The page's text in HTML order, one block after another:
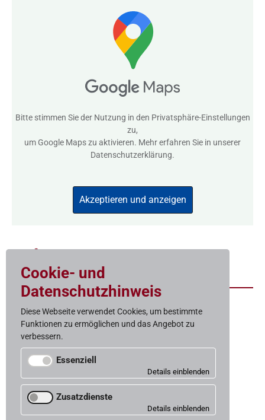
Bitte stimmen Sie der Nutzung in den Privatsphäre-Einstellungen
zu,
um Google Maps zu aktivieren. Mehr erfahren Sie in unserer
Datenschutzerklärung.
Akzeptieren und anzeigen
Baugelast
Weißenburgstraße 15
Telefon 0221-973153-0
Telefax 0221-973153-19
Cookie- und
Datenschutzhinweis
Diese Webseite verwendet Cookies, um bestimmte
Funktionen zu ermöglichen und das Angebot zu
verbessern.
Essenziell
Für den Betrieb der Website notwendige Cookies.
Zusatzdienste